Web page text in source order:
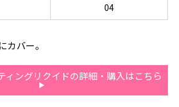
04
カバー。
ィングリクイドの詳細・購入はこちら